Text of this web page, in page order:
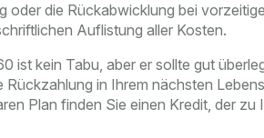
oder die Rückabwicklung bei
Auflistung aller Kosten.
ist kein Tabu, aber er sollte gut
in Ihrem nächsten
Plan finden Sie einen Kredit, der zu